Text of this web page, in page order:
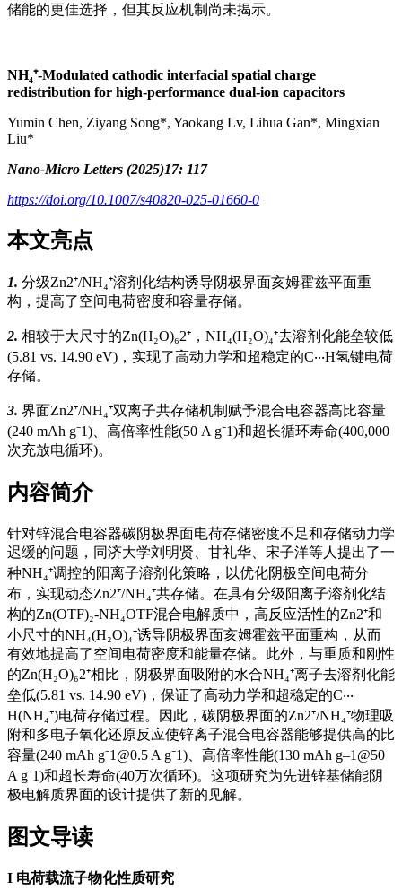
储能的更佳选择，但其反应机制尚未揭示。
NH₄⁺-Modulated cathodic interfacial spatial charge
redistribution for high-performance dual-ion capacitors
Yumin Chen, Ziyang Song*, Yaokang Lv, Lihua Gan*, Mingxian
Liu*
Nano-Micro Letters (2025)17: 117
https://doi.org/10.1007/s40820-025-01660-0
本文亮点
1. 分级Zn2⁺/NH₄⁺溶剂化结构诱导阴极界面亥姆霍兹平面重
构，提高了空间电荷密度和容量存储。
2. 相较于大尺寸的Zn(H₂O)₆2⁺，NH₄(H₂O)₄⁺去溶剂化能垒较低
(5.81 vs. 14.90 eV)，实现了高动力学和超稳定的C‧‧‧H氢键电荷
存储。
3. 界面Zn2⁺/NH₄⁺双离子共存储机制赋予混合电容器高比容量
(240 mAh g⁻1)、高倍率性能(50 A g⁻1)和超长循环寿命(400,000
次充放电循环)。
内容简介
针对锌混合电容器碳阴极界面电荷存储密度不足和存储动力学
迟缓的问题，同济大学刘明贤、甘礼华、宋子洋等人提出了一
种NH₄⁺调控的阳离子溶剂化策略，以优化阴极空间电荷分
布，实现动态Zn2⁺/NH₄⁺共存储。在具有分级阳离子溶剂化结
构的Zn(OTF)₂-NH₄OTF混合电解质中，高反应活性的Zn2⁺和
小尺寸的NH₄(H₂O)₄⁺诱导阴极界面亥姆霍兹平面重构，从而
有效地提高了空间电荷密度和能量存储。此外，与重质和刚性
的Zn(H₂O)₆2⁺相比，阴极界面吸附的水合NH₄⁺离子去溶剂化能
垒低(5.81 vs. 14.90 eV)，保证了高动力学和超稳定的C‧‧‧
H(NH₄⁺)电荷存储过程。因此，碳阴极界面的Zn2⁺/NH₄⁺物理吸
附和多电子氧化还原反应使锌离子混合电容器能够提供高的比
容量(240 mAh g⁻1@0.5 A g⁻1)、高倍率性能(130 mAh g–1@50
A g⁻1)和超长寿命(40万次循环)。这项研究为先进锌基储能阴
极电解质界面的设计提供了新的见解。
图文导读
I 电荷载流子物化性质研究